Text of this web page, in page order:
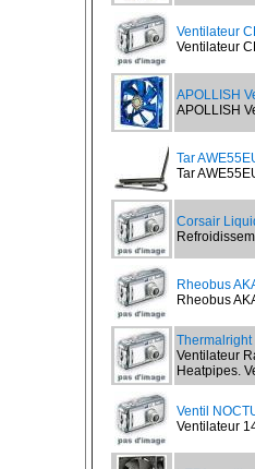
Ventilateur
Ventilateur
APOLLISH
APOLLISH
Tar
Tar
Corsair
Rheobus
Rheobus
Ventilateur
Heatpipes.
Ventil
Ventilateur